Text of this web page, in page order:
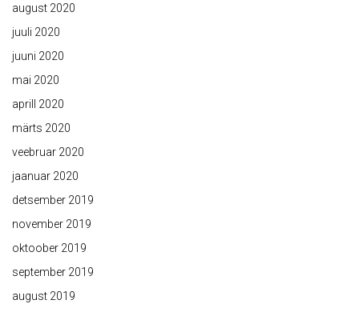
august 2020
juuli 2020
juuni 2020
mai 2020
aprill 2020
märts 2020
veebruar 2020
jaanuar 2020
detsember 2019
november 2019
oktoober 2019
september 2019
august 2019